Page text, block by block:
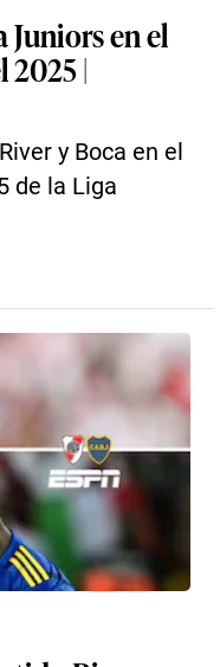
Juniors en el
|
y Boca en el
de la Liga